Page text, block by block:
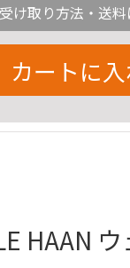
受け取り方法・送
カートに
HAAN